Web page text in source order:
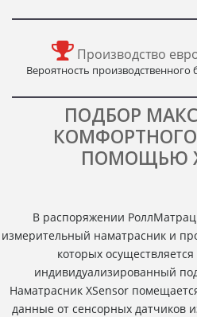
Производство
Вероятность
ПОДБОР
ПОМОЩЬЮ
В распоряжении
измерительный наматрасник и
которых
индивидуализированный
Наматрасник XSensor
данные от сенсорных датчиков